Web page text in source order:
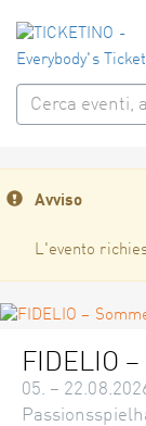
Avviso
L'evento
FIDELIO
05. –